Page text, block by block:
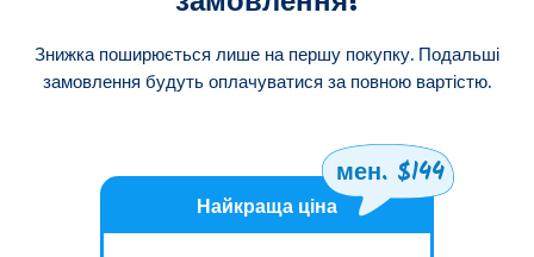
Знижка поширюється лише на першу покупку. Подальші
замовлення будуть оплачуватися за повною вартістю.
мен. $144
Найкраща ціна